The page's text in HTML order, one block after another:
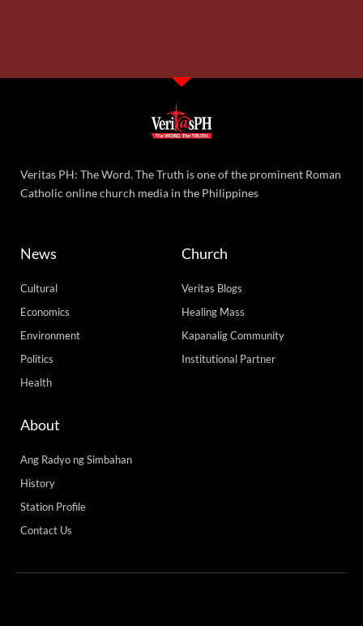
Veritas PH: The Word. The Truth is one of the prominent Roman
Catholic online church media in the Philippines
News
Cultural
Economics
Environment
Politics
Health
Church
Veritas Blogs
Healing Mass
Kapanalig Community
Institutional Partner
About
Ang Radyo ng Simbahan
History
Station Profile
Contact Us